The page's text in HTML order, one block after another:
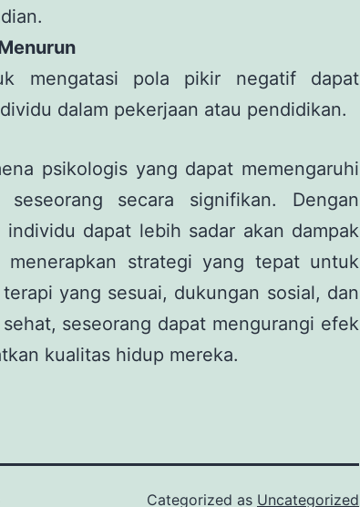
mengatasi pola pikir negatif dapat
dalam pekerjaan atau pendidikan.
psikologis yang dapat memengaruhi
seseorang secara signifikan. Dengan
dapat lebih sadar akan dampak
strategi yang tepat untuk
yang sesuai, dukungan sosial, dan
seseorang dapat mengurangi efek
kualitas hidup mereka.
Categorized as Uncategorized